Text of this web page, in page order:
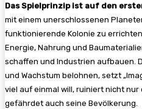
Das Spielprinzip ist auf den
mit einem unerschlossenen
funktionierende Kolonie zu
Energie, Nahrung und
schaffen und Industrien aufbauen.
und Wachstum belohnen, setzt
viel auf einmal will, ruiniert nicht nur
gefährdet auch seine Bevölkerung.